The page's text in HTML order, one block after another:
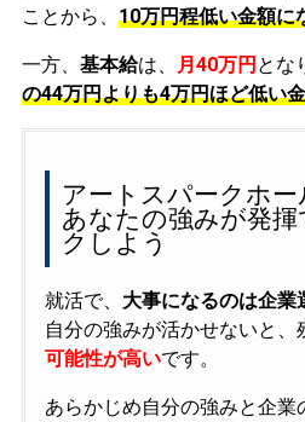
ことから、 10万円程低い金額に
一方、 基本給は、 月40万円 とな
の44万円よりも4万円ほど低い
アートスパークホ
あなたの強みが発
クしよう
就活で、 大事になるのは企業
自分の強みが活かせないと、
可能性が高いです。
あらかじめ自分の強みと企業